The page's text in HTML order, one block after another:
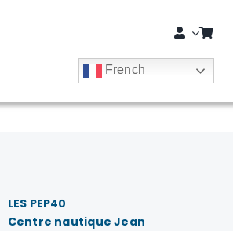
French
LES PEP40
Centre nautique Jean